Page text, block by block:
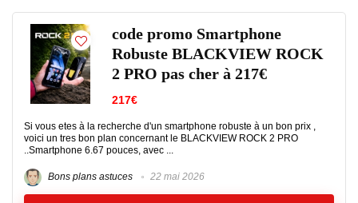
code promo Smartphone
Robuste BLACKVIEW ROCK
2 PRO pas cher à 217€
217€
Si vous etes à la recherche d'un smartphone robuste à un bon prix ,
voici un tres bon plan concernant le BLACKVIEW ROCK 2 PRO
..Smartphone 6.67 pouces, avec ...
Bons plans astuces 22 mai 2026